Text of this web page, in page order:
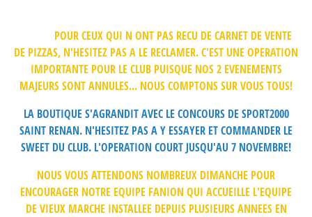
POUR CEUX QUI N ONT PAS RECU DE CARNET DE VENTE
DE PIZZAS, N'HESITEZ PAS A LE RECLAMER. C'EST UNE OPERATION
IMPORTANTE POUR LE CLUB PUISQUE NOS 2 EVENEMENTS
MAJEURS SONT ANNULES... NOUS COMPTONS SUR VOUS TOUS!
LA BOUTIQUE S'AGRANDIT AVEC LE CONCOURS DE SPORT2000
SAINT RENAN. N'HESITEZ PAS A Y ESSAYER ET COMMANDER LE
SWEET DU CLUB. L'OPERATION COURT JUSQU'AU 7 NOVEMBRE!
NOUS VOUS ATTENDONS NOMBREUX DIMANCHE POUR
ENCOURAGER NOTRE EQUIPE FANION QUI ACCUEILLE L'EQUIPE
DE VIEUX MARCHE INSTALLEE DEPUIS PLUSIEURS ANNEES EN